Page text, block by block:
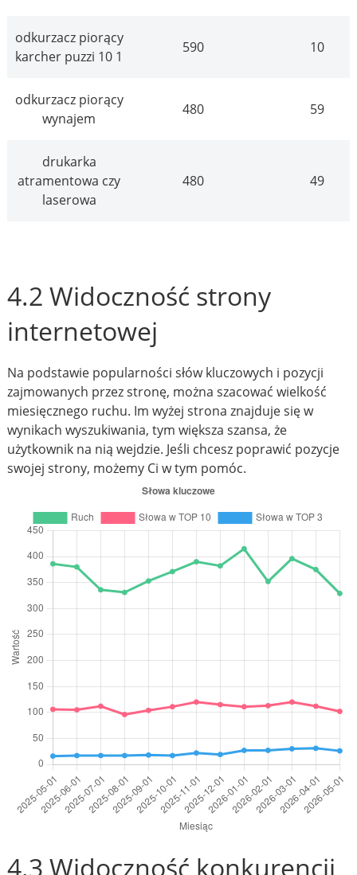
odkurzacz piorący
karcher puzzi 10 1
590 10
odkurzacz piorący
wynajem
480 59
drukarka
atramentowa czy
laserowa
480 49
4.2 Widoczność strony
internetowej
Na podstawie popularności słów kluczowych i pozycji
zajmowanych przez stronę, można szacować wielkość
miesięcznego ruchu. Im wyżej strona znajduje się w
wynikach wyszukiwania, tym większa szansa, że
użytkownik na nią wejdzie. Jeśli chcesz poprawić pozycje
swojej strony, możemy Ci w tym pomóc.
4.3 Widoczność konkurencji